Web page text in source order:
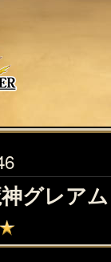
グレアム